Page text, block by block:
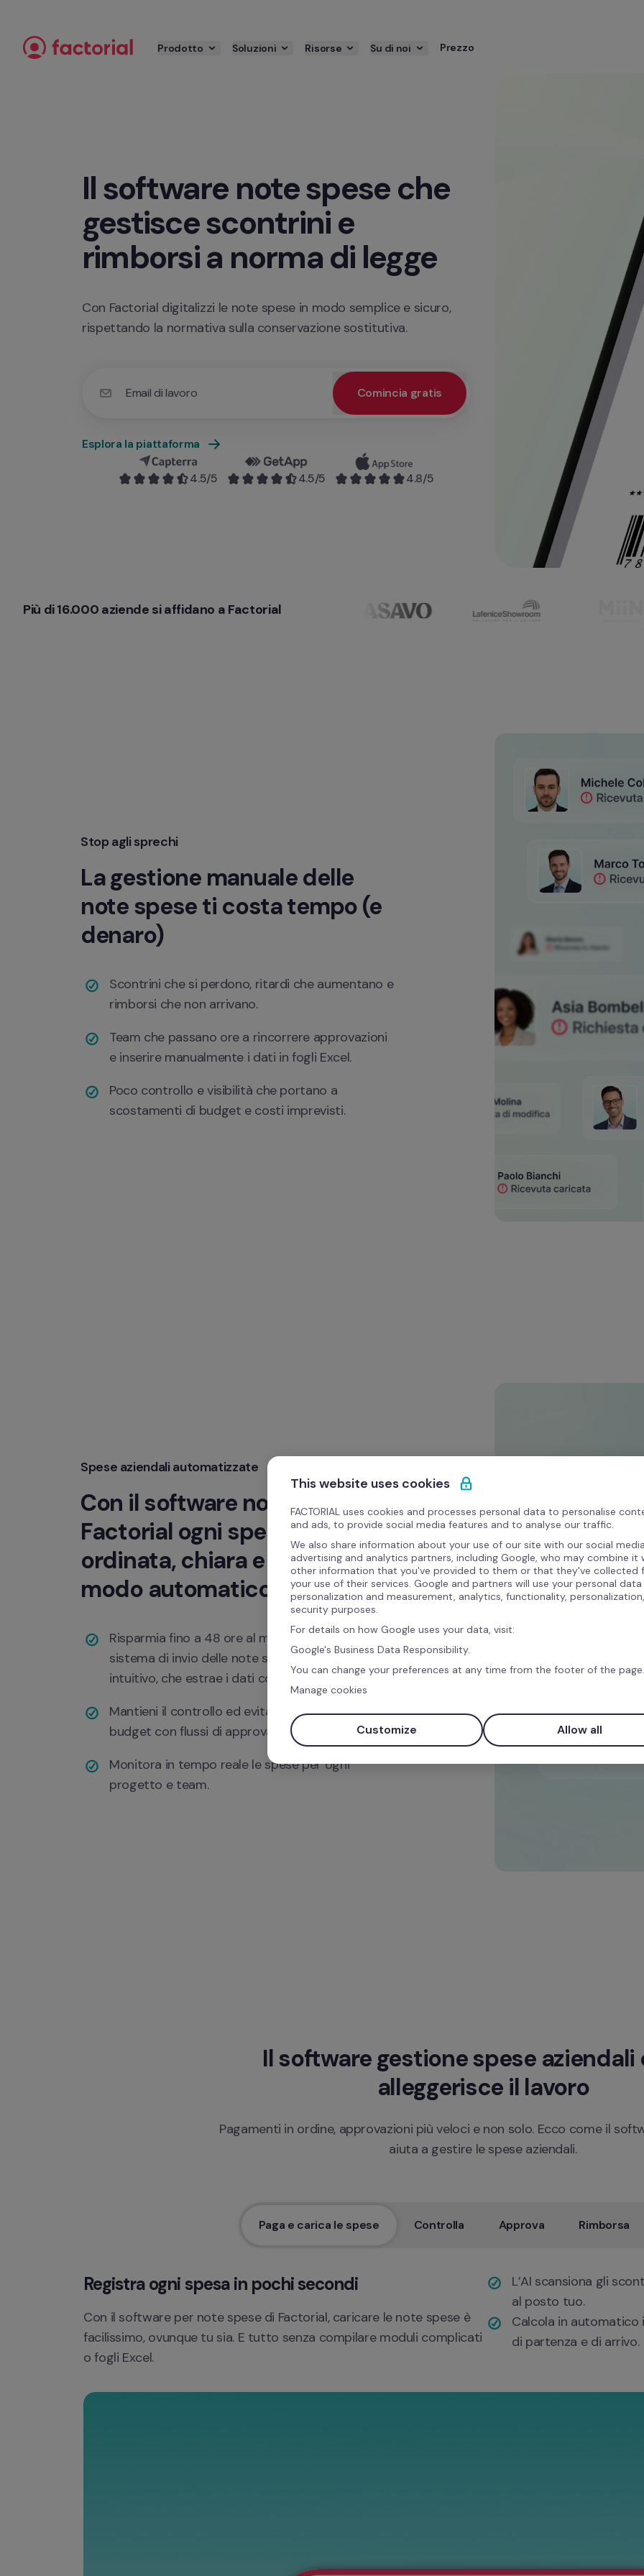
Prodotto Soluzioni Risorse Su di noi Prezzo
Il software note spese che
gestisce scontrini e
rimborsi a norma di legge
Con Factorial digitalizzi le note spese in modo semplice e sicuro,
rispettando la normativa sulla conservazione sostitutiva.
Email di lavoro Comincia gratis
Utilizza la tua e-mail di lavoro per avere accesso prioritario alla demo e ottenere un servizio personalizzato
Esplora la piattaforma
4.5/5 4.5/5 4.8/5
Più di 16.000 aziende si affidano a Factorial
Stop agli sprechi
La gestione manuale delle
note spese ti costa tempo (e
denaro)
Scontrini che si perdono, ritardi che aumentano e
rimborsi che non arrivano.
Team che passano ore a rincorrere approvazioni
e inserire manualmente i dati in fogli Excel.
Poco controllo e visibilità che portano a
scostamenti di budget e costi imprevisti.
Spese aziendali automatizzate
Con il software nota spese di
Factorial ogni spesa è
ordinata, chiara e gestita in
modo automatico.
Risparmia fino a 48 ore al mese grazie a un
sistema di invio delle note spese rapido e
intuitivo, che estrae i dati con l’AI.
Mantieni il controllo ed evita gli sforamenti di
budget con flussi di approvazione automatici.
Monitora in tempo reale le spese per ogni
progetto e team.
Il software gestione spese aziendali
alleggerisce il lavoro
Pagamenti in ordine, approvazioni più veloci e non solo. Ecco come il
aiuta a gestire le spese aziendali.
Paga e carica le spese Controlla Approva Rimborsa
Registra ogni spesa in pochi secondi
Con il software per note spese di Factorial, caricare le note spese è
facilissimo, ovunque tu sia. E tutto senza compilare moduli complicati
o fogli Excel.
L’AI scansiona gli
al posto tuo.
Calcola in
di partenza e di arrivo.
This website uses cookies
FACTORIAL uses cookies and processes personal data to personalise
and ads, to provide social media features and to analyse our traffic.
We also share information about your use of our site with our social
advertising and analytics partners, including Google, who may combine it
other information that you've provided to them or that they've collected
your use of their services. Google and partners will use your personal
personalization and measurement, analytics, functionality,
security purposes.
For details on how Google uses your data, visit:
Google's Business Data Responsibility.
You can change your preferences at any time from the footer of the page.
Manage cookies
Customize Allow all